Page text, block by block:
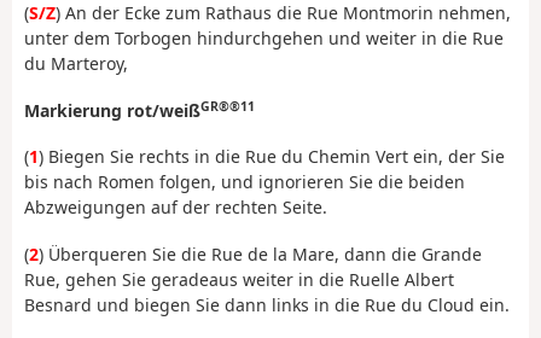
(S/Z) An der Ecke zum Rathaus die Rue Montmorin nehmen,
unter dem Torbogen hindurchgehen und weiter in die Rue
du Marteroy,
Markierung rot/weißGR®®11
(1) Biegen Sie rechts in die Rue du Chemin Vert ein, der Sie
bis nach Romen folgen, und ignorieren Sie die beiden
Abzweigungen auf der rechten Seite.
(2) Überqueren Sie die Rue de la Mare, dann die Grande
Rue, gehen Sie geradeaus weiter in die Ruelle Albert
Besnard und biegen Sie dann links in die Rue du Cloud ein.